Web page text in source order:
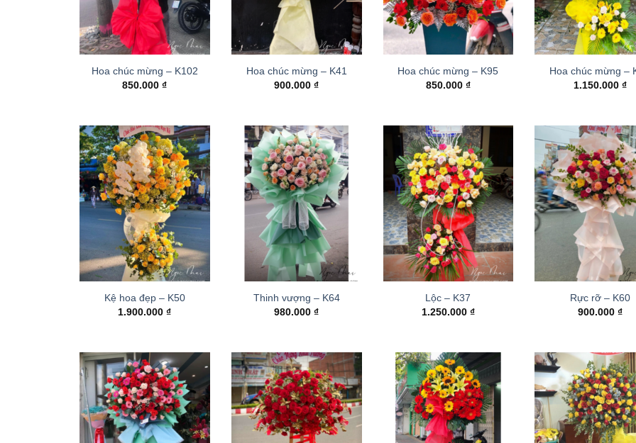
Hoa chúc mừng – K102
850.000₫
Hoa chúc mừng – K41
900.000₫
Hoa chúc mừng – K95
850.000 ₫
Hoa chúc mừng –
1.150.000 ₫
Kệ hoa đẹp – K50
1.900.000₫
Thinh vượng – K64
980.000₫
Lộc – K37
1.250.000 ₫
Rực rỡ – K60
900.000 ₫